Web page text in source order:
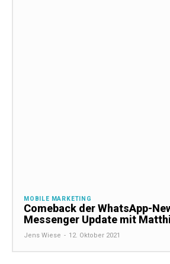
MOBILE MARKETING
Comeback der WhatsApp-
Messenger Update mit
Jens Wiese - 12. Oktober 2021